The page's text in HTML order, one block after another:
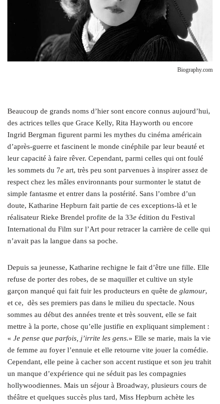
Biography.com
Beaucoup de grands noms d’hier sont encore connus aujourd’hui,
des actrices telles que Grace Kelly, Rita Hayworth ou encore
Ingrid Bergman figurent parmi les mythes du cinéma américain
d’après-guerre et fascinent le monde cinéphile par leur beauté et
leur capacité à faire rêver. Cependant, parmi celles qui ont foulé
les sommets du 7e art, très peu sont parvenues à inspirer assez de
respect chez les mâles environnants pour surmonter le statut de
simple fantasme et entrer dans la postérité. Sans l’ombre d’un
doute, Katharine Hepburn fait partie de ces exceptions-là et le
réalisateur Rieke Brendel profite de la 33e édition du Festival
International du Film sur l’Art pour retracer la carrière de celle qui
n’avait pas la langue dans sa poche.
Depuis sa jeunesse, Katharine rechigne le fait d’être une fille. Elle
refuse de porter des robes, de se maquiller et cultive un style
garçon manqué qui fait fuir les producteurs en quête de glamour,
et ce, dès ses premiers pas dans le milieu du spectacle. Nous
sommes au début des années trente et très souvent, elle se fait
mettre à la porte, chose qu’elle justifie en expliquant simplement :
« Je pense que parfois, j’irrite les gens.» Elle se marie, mais la vie
de femme au foyer l’ennuie et elle retourne vite jouer la comédie.
Cependant, elle peine à cacher son accent rustique et son jeu trahit
un manque d’expérience qui ne séduit pas les compagnies
hollywoodiennes. Mais un séjour à Broadway, plusieurs cours de
théâtre et quelques succès plus tard, Miss Hepburn achète les